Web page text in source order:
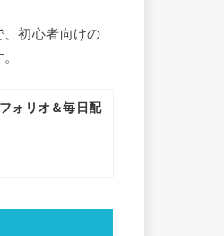
初心者向けの
ォリオ＆毎日配